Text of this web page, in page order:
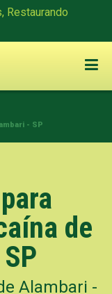
Restaurando
- SP
de
Alambari -